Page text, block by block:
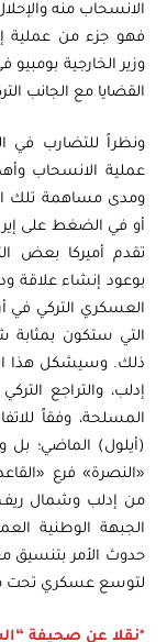
الانسحاب منه والإحلال
فهو جزء من عملية
وزير الخارجية بومبيو
القضايا مع الجانب
ونظراً للتضارب في
عملية الانسحاب
ومدى مساهمة تلك
أو في الضغط على
تقدم أميركا بعض
بوعود إنشاء علاقة
العسكري التركي في
التي ستكون بمثابة
ذلك. وسيشكل هذا
إدلب، والتراجع
المسلحة، وفقاً
(أيلول) الماضي؛ بل
«النصرة» فرع
من إدلب وشمال ريف
الجبهة الوطنية
حدوث الأمر بتنسيق مع
لتوسع عسكري تحت
*نقلا عن صحيفة “الشرق